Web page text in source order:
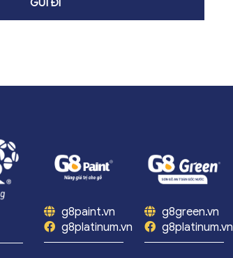
g8paint.vn
g8platinum.vn
g8green.vn
g8platinum.vn